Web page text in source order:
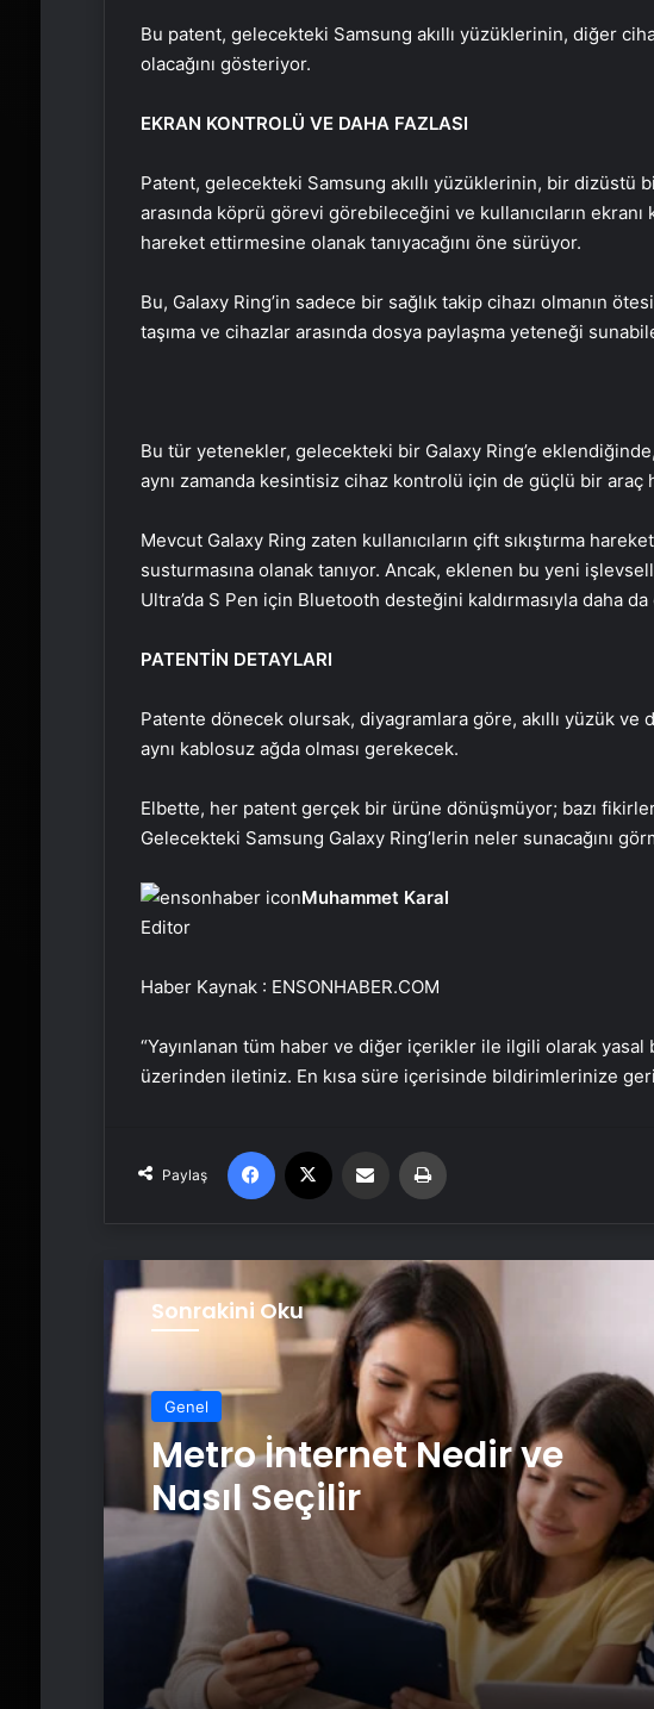
Bu patent, gelecekteki Samsung akıllı yüzüklerinin, diğer
olacağını gösteriyor.
EKRAN KONTROLÜ VE DAHA FAZLASI
Patent, gelecekteki Samsung akıllı yüzüklerinin, bir dizüstü
arasında köprü görevi görebileceğini ve kullanıcıların
hareket ettirmesine olanak tanıyacağını öne sürüyor.
Bu, Galaxy Ring’in sadece bir sağlık takip cihazı olmanın
taşıma ve cihazlar arasında dosya paylaşma yeteneği
Bu tür yetenekler, gelecekteki bir Galaxy Ring’e
aynı zamanda kesintisiz cihaz kontrolü için de güçlü bir araç
Mevcut Galaxy Ring zaten kullanıcıların çift sıkıştırma
susturmasına olanak tanıyor. Ancak, eklenen bu yeni
Ultra’da S Pen için Bluetooth desteğini kaldırmasıyla daha
PATENTİN DETAYLARI
Patente dönecek olursak, diyagramlara göre, akıllı yüzük ve
aynı kablosuz ağda olması gerekecek.
Elbette, her patent gerçek bir ürüne dönüşmüyor; bazı
Gelecekteki Samsung Galaxy Ring’lerin neler sunacağını
Muhammet Karal
Editor
Haber Kaynak : ENSONHABER.COM
“Yayınlanan tüm haber ve diğer içerikler ile ilgili olarak
üzerinden iletiniz. En kısa süre içerisinde bildirimlerinize geri
Paylaş
Facebook Email'den paylaş
Sonrakini Oku
Genel
Metro İnternet Nedir ve
Nasıl Seçilir